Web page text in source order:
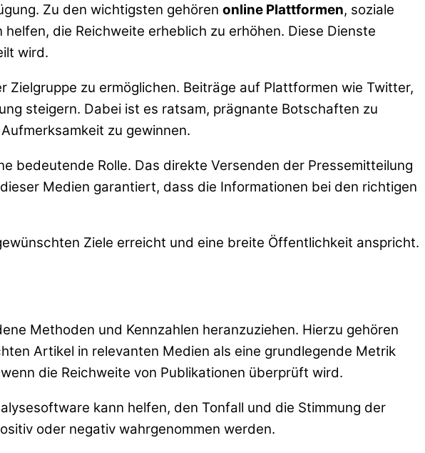
Zu den wichtigsten gehören online Plattformen, soziale
die Reichweite erheblich zu erhöhen. Diese Dienste
wird.
Zielgruppe zu ermöglichen. Beiträge auf Plattformen wie Twitter,
steigern. Dabei ist es ratsam, prägnante Botschaften zu
zu gewinnen.
bedeutende Rolle. Das direkte Versenden der Pressemitteilung
Medien garantiert, dass die Informationen bei den richtigen
Ziele erreicht und eine breite Öffentlichkeit anspricht.
Methoden und Kennzahlen heranzuziehen. Hierzu gehören
Artikel in relevanten Medien als eine grundlegende Metrik
die Reichweite von Publikationen überprüft wird.
kann helfen, den Tonfall und die Stimmung der
oder negativ wahrgenommen werden.